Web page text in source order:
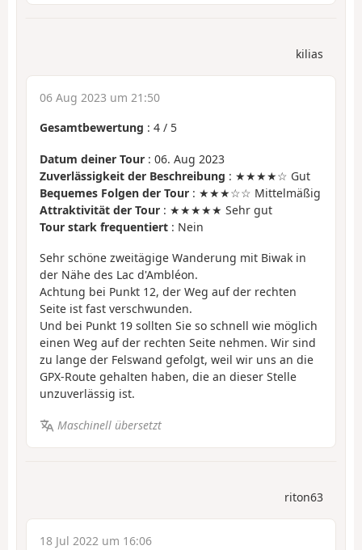
kilias
06 Aug 2023 um 21:50
Gesamtbewertung : 4 / 5
Datum deiner Tour : 06. Aug 2023
Zuverlässigkeit der Beschreibung : ★★★★☆ Gut
Bequemes Folgen der Tour : ★★★☆☆ Mittelmäßig
Attraktivität der Tour : ★★★★★ Sehr gut
Tour stark frequentiert : Nein
Sehr schöne zweitägige Wanderung mit Biwak in
der Nähe des Lac d'Ambléon.
Achtung bei Punkt 12, der Weg auf der rechten
Seite ist fast verschwunden.
Und bei Punkt 19 sollten Sie so schnell wie möglich
einen Weg auf der rechten Seite nehmen. Wir sind
zu lange der Felswand gefolgt, weil wir uns an die
GPX-Route gehalten haben, die an dieser Stelle
unzuverlässig ist.
Maschinell übersetzt
riton63
18 Jul 2022 um 16:06